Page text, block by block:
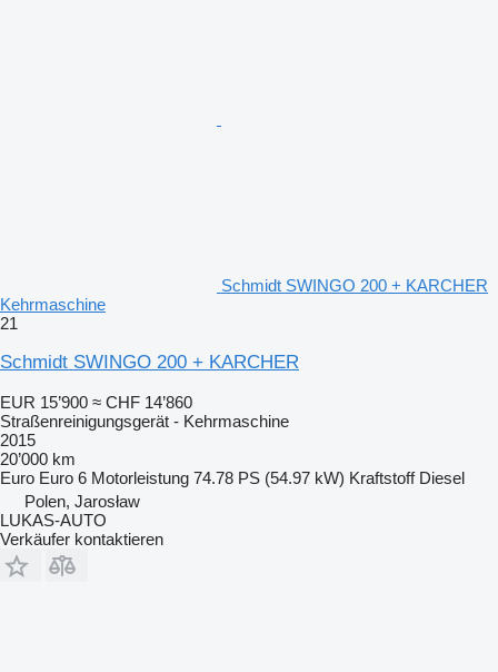
Schmidt SWINGO 200 + KARCHER
Kehrmaschine
21
Schmidt SWINGO 200 + KARCHER
EUR 15’900 ≈ CHF 14’860
Straßenreinigungsgerät - Kehrmaschine
2015
20’000 km
Euro Euro 6 Motorleistung 74.78 PS (54.97 kW) Kraftstoff Diesel
Polen, Jarosław
LUKAS-AUTO
Verkäufer kontaktieren